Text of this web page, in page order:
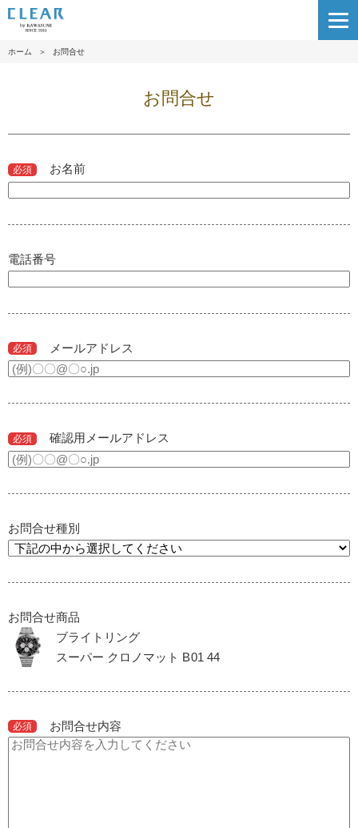
ホーム ＞ お問合せ
お問合せ
必須 お名前
電話番号
必須 メールアドレス
必須 確認用メールアドレス
お問合せ種別
お問合せ商品
ブライトリング
スーパー クロノマット B01 44
必須 お問合せ内容